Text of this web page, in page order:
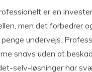
er en
men det forbedrer
undervejs.
snavs uden at
selv-løsninger har